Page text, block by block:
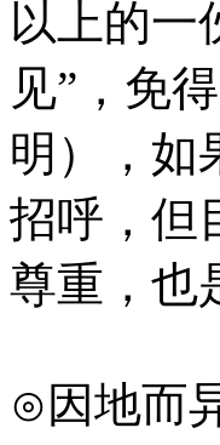
以上的一
见”，免
明），如
招呼，但
尊重，也
⊙因地而